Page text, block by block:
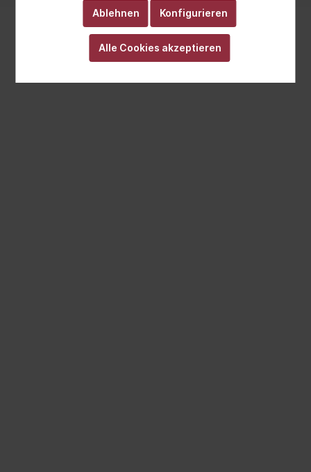
Ablehnen Konfigurieren
Alle Cookies akzeptieren